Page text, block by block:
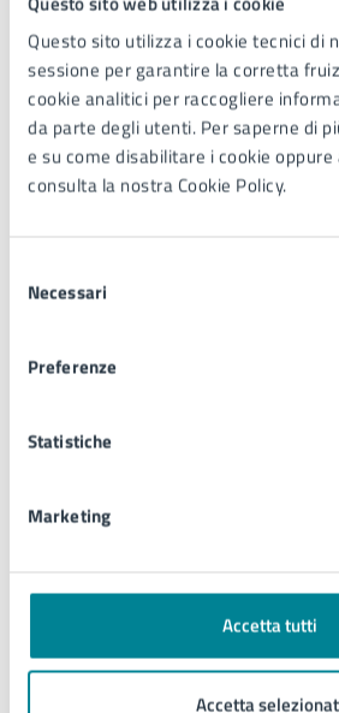
Questo sito utilizza i cookie tecnici di
sessione per garantire la corretta
cookie analitici per raccogliere
da parte degli utenti. Per saperne di
e su come disabilitare i cookie
consulta la nostra Cookie Policy.
delNecessari
Preferenze
Statistiche
Marketing
Accetta tutti
Accetta
Locandina (PDF)
Ulteriori informazioni
www.teatrodeipazzi.com
tel. 320 4695365
In caso di maltempo la
Contatti
Biblioteca e cultura
Telefono:0421359144